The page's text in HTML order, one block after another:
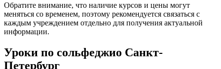
Обратите внимание, что наличие курсов и цены могут
меняться со временем, поэтому рекомендуется связаться с
каждым учреждением отдельно для получения актуальной
информации.
Уроки по сольфеджио Санкт-
Петербург